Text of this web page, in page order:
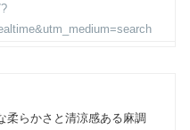
柔らかさと清涼感ある麻調